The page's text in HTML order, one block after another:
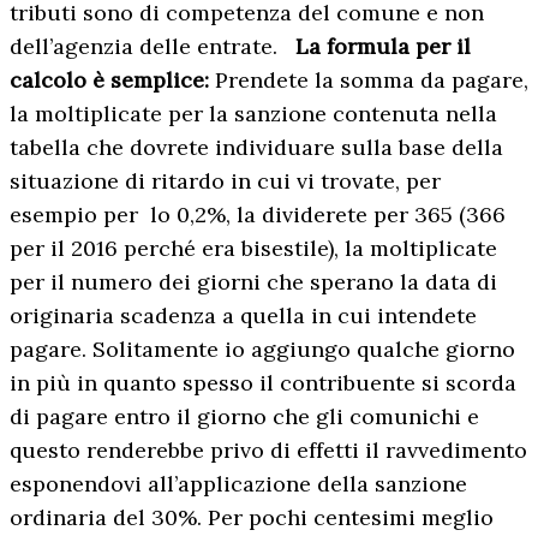
tributi sono di competenza del comune e non
dell’agenzia delle entrate. La formula per il
calcolo è semplice: Prendete la somma da pagare,
la moltiplicate per la sanzione contenuta nella
tabella che dovrete individuare sulla base della
situazione di ritardo in cui vi trovate, per
esempio per lo 0,2%, la dividerete per 365 (366
per il 2016 perché era bisestile), la moltiplicate
per il numero dei giorni che sperano la data di
originaria scadenza a quella in cui intendete
pagare. Solitamente io aggiungo qualche giorno
in più in quanto spesso il contribuente si scorda
di pagare entro il giorno che gli comunichi e
questo renderebbe privo di effetti il ravvedimento
esponendovi all’applicazione della sanzione
ordinaria del 30%. Per pochi centesimi meglio